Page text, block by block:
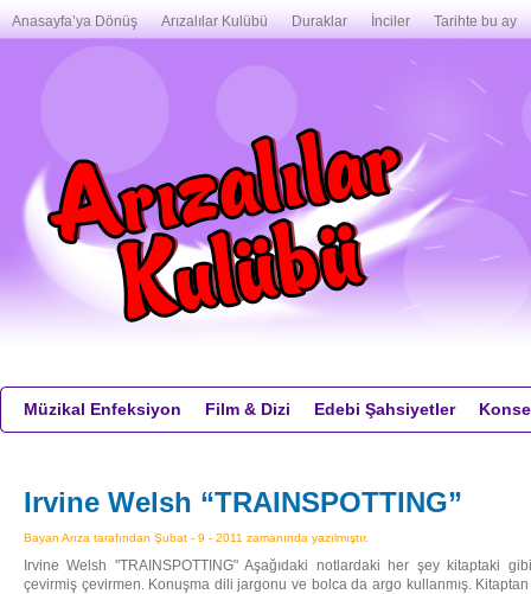
Anasayfa’ya Dönüş Arızalılar Kulübü Duraklar İnciler Tarihte bu ay
Müzikal Enfeksiyon Film & Dizi Edebi Şahsiyetler
Irvine Welsh “TRAINSPOTTING”
Bayan Arıza tarafından Şubat - 9 - 2011 zamanında yazılmıştır.
Irvine Welsh "TRAINSPOTTING" Aşağıdaki notlardaki her şey kitaptaki
çevirmiş çevirmen. Konuşma dili jargonu ve bolca da argo kullanmış.